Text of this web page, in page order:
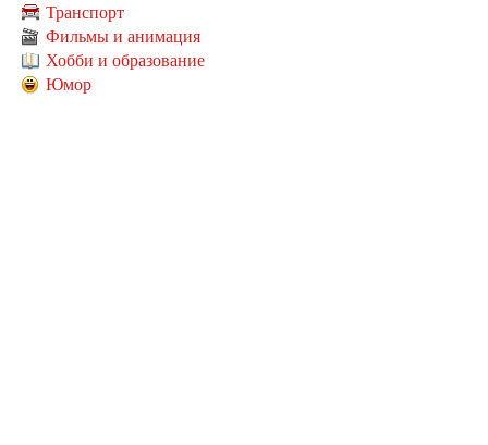
Транспорт
Фильмы и анимация
Хобби и образование
Юмор